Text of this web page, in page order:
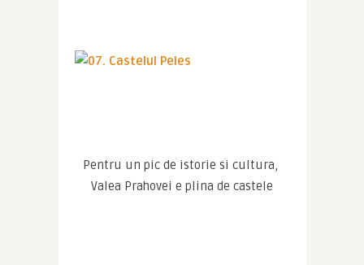
Pentru un pic de istorie si cultura,
Valea Prahovei e plina de castele